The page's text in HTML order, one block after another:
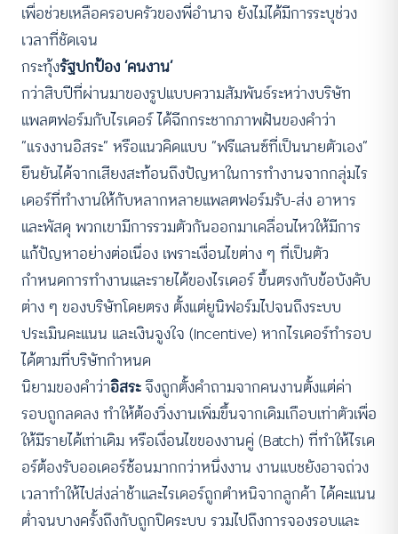
เพื่อช่วยเหลือครอบครัวของพี่อำนาจ ยังไม่ได้มีการระบุช่วง
เวลาที่ชัดเจน
กระทุ้งรัฐปกป้อง ‘คนงาน’
กว่าสิบปีที่ผ่านมาของรูปแบบความสัมพันธ์ระหว่างบริษัท
แพลตฟอร์มกับไรเดอร์ ได้ฉีกกระชากภาพฝันของคำว่า
“แรงงานอิสระ” หรือแนวคิดแบบ “ฟรีแลนซ์ที่เป็นนายตัวเอง”
ยืนยันได้จากเสียงสะท้อนถึงปัญหาในการทำงานจากกลุ่มไร
เดอร์ที่ทำงานให้กับหลากหลายแพลตฟอร์มรับ-ส่ง อาหาร
และพัสดุ พวกเขามีการรวมตัวกันออกมาเคลื่อนไหวให้มีการ
แก้ปัญหาอย่างต่อเนื่อง เพราะเงื่อนไขต่าง ๆ ที่เป็นตัว
กำหนดการทำงานและรายได้ของไรเดอร์ ขึ้นตรงกับข้อบังคับ
ต่าง ๆ ของบริษัทโดยตรง ตั้งแต่ยูนิฟอร์มไปจนถึงระบบ
ประเมินคะแนน และเงินจูงใจ (Incentive) หากไรเดอร์ทำรอบ
ได้ตามที่บริษัทกำหนด
นิยามของคำว่าอิสระจึงถูกตั้งคำถามจากคนงานตั้งแต่ค่า
รอบถูกลดลง ทำให้ต้องวิ่งงานเพิ่มขึ้นจากเดิมเกือบเท่าตัวเพื่อ
ให้มีรายได้เท่าเดิม หรือเงื่อนไขของงานคู่ (Batch) ที่ทำให้ไรเด
อร์ต้องรับออเดอร์ซ้อนมากกว่าหนึ่งงาน งานแบชยังอาจถ่วง
เวลาทำให้ไปส่งล่าช้าและไรเดอร์ถูกตำหนิจากลูกค้า ได้คะแนน
ต่ำจนบางครั้งถึงกับถูกปิดระบบ รวมไปถึงการจองรอบและ